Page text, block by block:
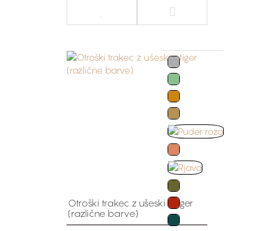
Otroški trakec z ušeski - tiger
(različne barve)